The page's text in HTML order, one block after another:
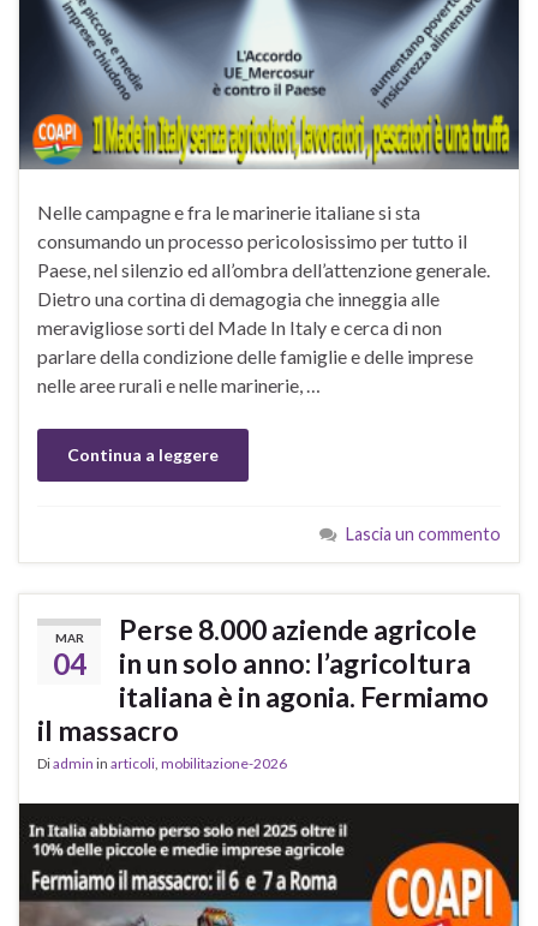
Nelle campagne e fra le marinerie italiane si sta
consumando un processo pericolosissimo per tutto il
Paese, nel silenzio ed all’ombra dell’attenzione generale.
Dietro una cortina di demagogia che inneggia alle
meravigliose sorti del Made In Italy e cerca di non
parlare della condizione delle famiglie e delle imprese
nelle aree rurali e nelle marinerie, …
Continua a leggere
Lascia un commento
MAR
04
Perse 8.000 aziende agricole
in un solo anno: l’agricoltura
italiana è in agonia. Fermiamo
il massacro
Diadmin in articoli mobilitazione-2026